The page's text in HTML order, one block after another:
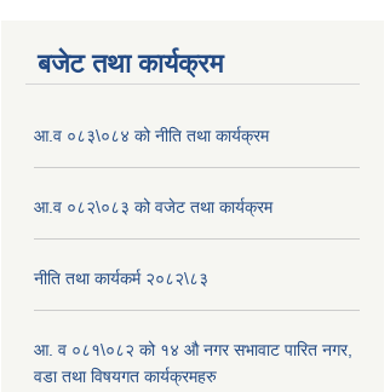
बजेट तथा कार्यक्रम
आ.व ०८३\०८४ को नीति तथा कार्यक्रम
आ.व ०८२\०८३ को वजेट तथा कार्यक्रम
नीति तथा कार्यकर्म २०८२\८३
आ. व ०८१\०८२ को १४ औ नगर सभावाट पारित नगर,
वडा तथा विषयगत कार्यक्रमहरु